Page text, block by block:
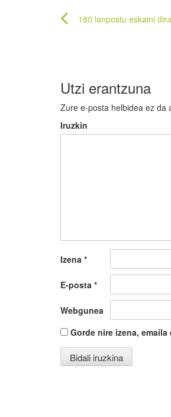
Bidalketetan
180 lanpostu eskaini
Utzi erantzuna
Zure e-posta helbidea ez da
Iruzkin
Izena *
E-posta *
Webgunea
Gorde nire izena,